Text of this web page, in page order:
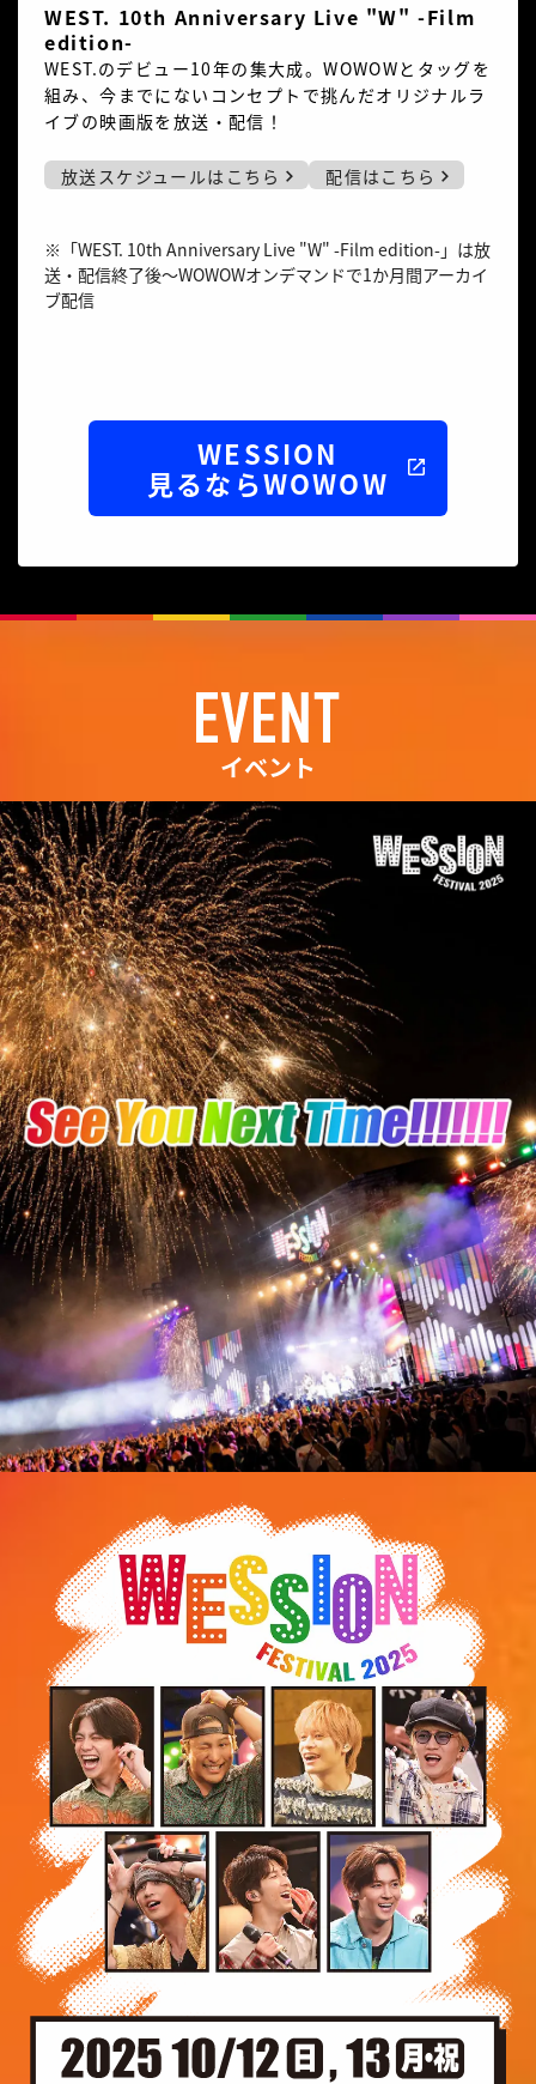
WEST. 10th Anniversary Live "W" -Film
edition-
WEST.のデビュー10年の集大成。WOWOWとタッグを
組み、今までにないコンセプトで挑んだオリジナルラ
イブの映画版を放送・配信！
放送スケジュールはこちら 配信はこちら
※「WEST. 10th Anniversary Live "W" -Film edition-」は放
送・配信終了後～WOWOWオンデマンドで1か月間アーカイ
ブ配信
WESSION
見るならWOWOW
イベント